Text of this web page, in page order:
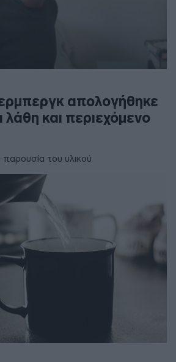
απολογήθηκε
λάθη και περιεχόμενο
του υλικού